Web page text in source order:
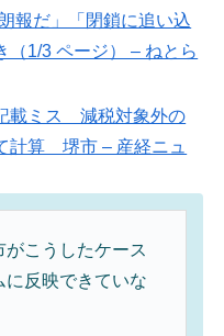
報だ」「閉鎖に追い込
（1/3 ページ） – ねとら
載ミス 減税対象外の
計算 堺市 – 産経ニュ
がこうしたケース
に反映できていな